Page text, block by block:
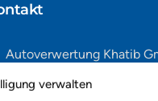
verwalten
Autoverwertung Khatib
Schweiz